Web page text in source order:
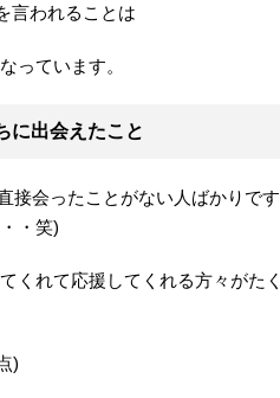
言われることは
っています。
に出会えたこと
接会ったことがない人ばかりです
・笑)
くれて応援してくれる方々がた
)